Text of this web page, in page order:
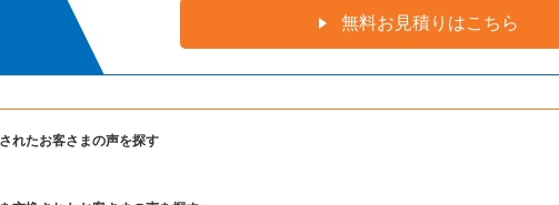
無料お見積りはこちら
れたお客さまの声を探す